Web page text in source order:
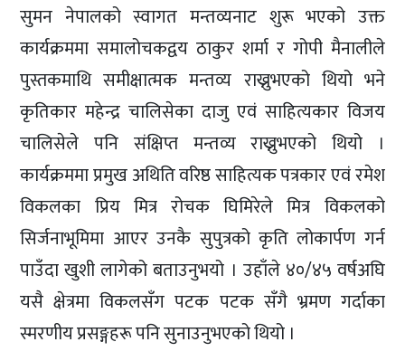
सुमन नेपालको स्वागत मन्तव्यनाट शुरू भएको उक्त
कार्यक्रममा समालोचकद्वय ठाकुर शर्मा र गोपी मैनालीले
पुस्तकमाथि समीक्षात्मक मन्तव्य राख्नुभएको थियो भने
कृतिकार महेन्द्र चालिसेका दाजु एवं साहित्यकार विजय
चालिसेले पनि संक्षिप्त मन्तव्य राख्नुभएको थियो ।
कार्यक्रममा प्रमुख अथिति वरिष्ठ साहित्यक पत्रकार एवं रमेश
विकलका प्रिय मित्र रोचक घिमिरेले मित्र विकलको
सिर्जनाभूमिमा आएर उनकै सुपुत्रको कृति लोकार्पण गर्न
पाउँदा खुशी लागेको बताउनुभयो । उहाँले ४०/४५ वर्षअघि
यसै क्षेत्रमा विकलसँग पटक पटक सँगै भ्रमण गर्दाका
स्मरणीय प्रसङ्गहरू पनि सुनाउनुभएको थियो ।